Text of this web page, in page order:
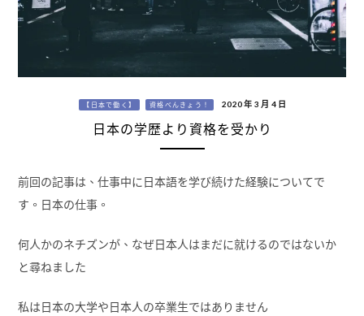
【日本で働く】 資格べんきょう！ 2020 年 3 月 4 日
日本の学歴より資格を受かり
前回の記事は、仕事中に日本語を学び続けた経験についてで
す。日本の仕事。
何人かのネチズンが、なぜ日本人はまだに就けるのではないか
と尋ねました
私は日本の大学や日本人の卒業生ではありません